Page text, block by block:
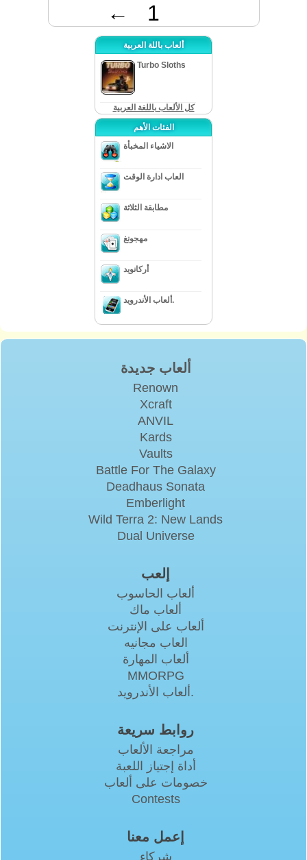
← 1
ألعاب باللة العربية
Turbo Sloths
كل الألعاب باللغة العربية
الفئات الأهم
الاشياء المخبأة
العاب ادارة الوقت
مطابقة الثلاثة
مهجونغ
أركانويد
ألعاب الأندرويد.
ألعاب جديدة
Renown
Xcraft
ANVIL
Kards
Vaults
Battle For The Galaxy
Deadhaus Sonata
Emberlight
Wild Terra 2: New Lands
Dual Universe
إلعب
ألعاب الحاسوب
ألعاب ماك
ألعاب على الإنترنت
العاب مجانيه
ألعاب المهارة
MMORPG
ألعاب الأندرويد.
روابط سريعة
مراجعة الألعاب
أداة إجتياز اللعبة
خصومات على ألعاب
Contests
إعمل معنا
شركاء